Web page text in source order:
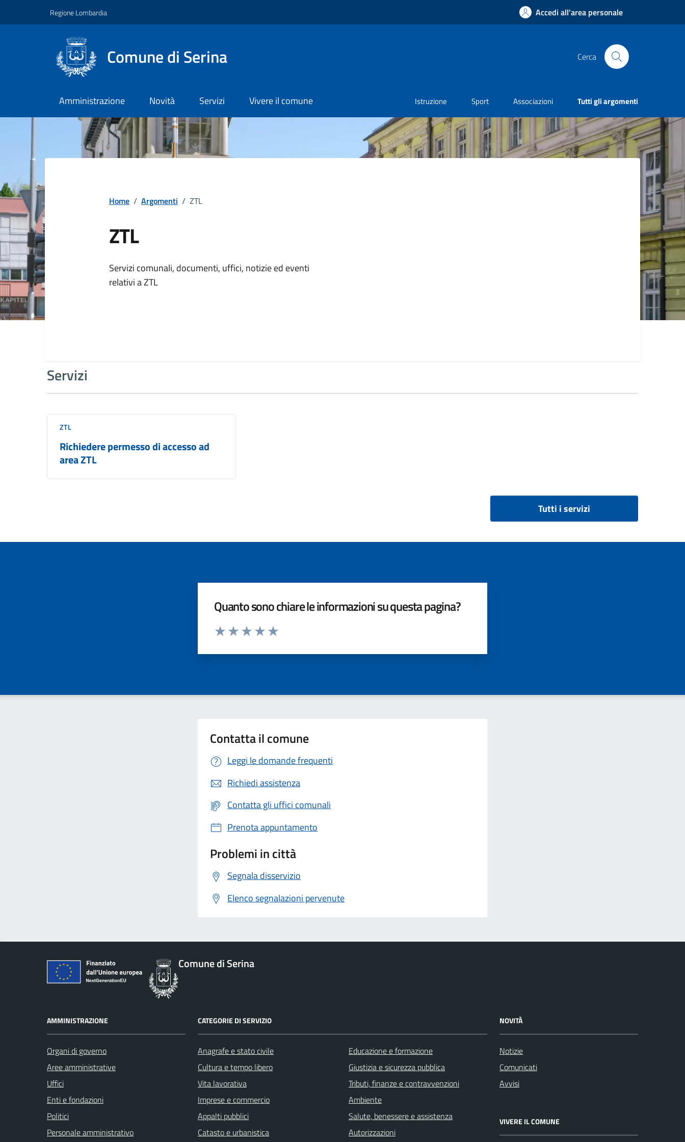
Regione Lombardia Accedi all'area personale
Comune di Serina Cerca
Amministrazione Novità Servizi Vivere il comune Istruzione Sport Associazioni Tutti gli argomenti
Home / Argomenti / ZTL
ZTL
Dettagli della notizia
Servizi comunali, documenti, uffici, notizie ed eventi
relativi a ZTL
Servizi
ZTL
Richiedere permesso di accesso ad
area ZTL
Tutti i servizi
Quanto sono chiare le informazioni su questa pagina?
Valuta da 1 a 5 stelle la pagina
Contatta il comune
Leggi le domande frequenti
Richiedi assistenza
Contatta gli uffici comunali
Prenota appuntamento
Problemi in città
Segnala disservizio
Elenco segnalazioni pervenute
Comune di Serina
AMMINISTRAZIONE
Organi di governo
Aree amministrative
Uffici
Enti e fondazioni
Politici
Personale amministrativo
CATEGORIE DI SERVIZIO
Anagrafe e stato civile
Cultura e tempo libero
Vita lavorativa
Imprese e commercio
Appalti pubblici
Catasto e urbanistica
Educazione e formazione
Giustizia e sicurezza pubblica
Tributi, finanze e contravvenzioni
Ambiente
Salute, benessere e assistenza
Autorizzazioni
NOVITÀ
Notizie
Comunicati
Avvisi
VIVERE IL COMUNE